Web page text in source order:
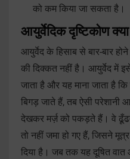
को कम किया जा सकता है।
आयुर्वेदिक दृष्टिकोण
आयुर्वेद के हिसाब से बार-बार
की दिक्कत नहीं है। आयुर्वेद में
जाता है और यह माना जाता है
बिगड़ जाते हैं, तब ऐसी परेशानी
देखकर मर्ज़ को पकड़ते हैं। वे
तो नहीं जमा हो गए हैं, जिसने
दिया है। जब तक यह दूषित